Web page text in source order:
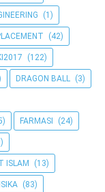
(1)
(42)
(122)
DRAGON BALL (3)
FARMASI (24)
ISLAM (13)
(83)